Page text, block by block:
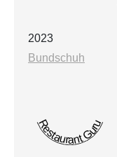
2023
Bundschuh
Restaurant Guru